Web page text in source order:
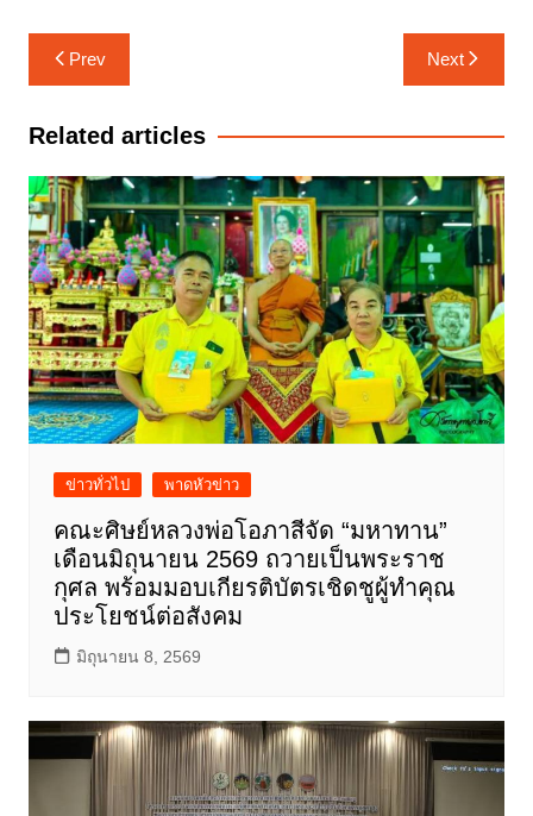
แนะแนว
เรื่อง
Prev Next
Related articles
ข่าวทั่วไป พาดหัวข่าว
คณะศิษย์หลวงพ่อโอภาสีจัด “มหาทาน”
เดือนมิถุนายน 2569 ถวายเป็นพระราช
กุศล พร้อมมอบเกียรติบัตรเชิดชูผู้ทำคุณ
ประโยชน์ต่อสังคม
มิถุนายน 8, 2569